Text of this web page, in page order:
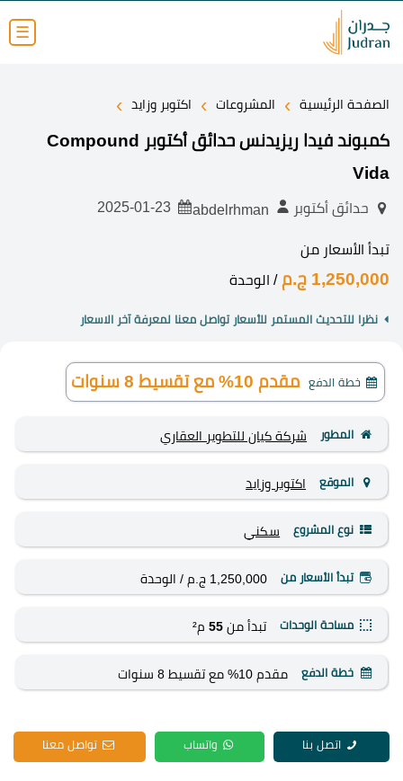
☰
الصفحة الرئيسية › المشروعات › اكتوبر وزايد ›
كمبوند فيدا ريزيدنس حدائق أكتوبر Compound
Vida
حدائق أكتوبر
تبدأ الأسعار من
1,250,000 ج.م / الوحدة
نظرا للتحديث المستمر للأسعار تواصل معنا لمعرفة آخر الاسعار
خطة الدفع مقدم 10% مع تقسيط 8 سنوات
المطور شركة كيان للتطوير العقاري
الموقع اكتوبر وزايد
نوع المشروع سكني
تبدأ الأسعار من 1,250,000 ج.م / الوحدة
مساحة الوحدات تبدأ من 55م²
خطة الدفع مقدم 10% مع تقسيط 8 سنوات
اتصل بنا واتساب تواصل معنا